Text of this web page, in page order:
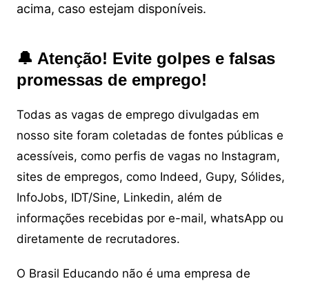
acima, caso estejam disponíveis.
🔔 Atenção! Evite golpes e falsas
promessas de emprego!
Todas as vagas de emprego divulgadas em
nosso site foram coletadas de fontes públicas e
acessíveis, como perfis de vagas no Instagram,
sites de empregos, como Indeed, Gupy, Sólides,
InfoJobs, IDT/Sine, Linkedin, além de
informações recebidas por e-mail, whatsApp ou
diretamente de recrutadores.
O Brasil Educando não é uma empresa de